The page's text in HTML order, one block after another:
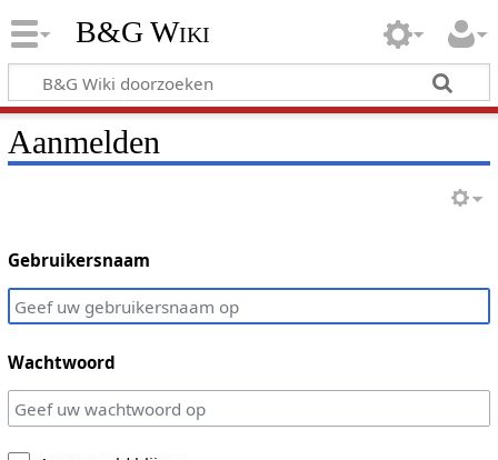
B&G Wiki
Aanmelden
Gebruikersnaam
Wachtwoord